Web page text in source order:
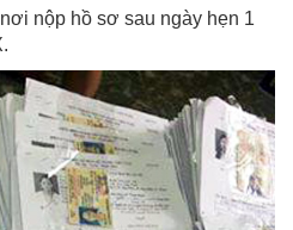
nộp hồ sơ sau ngày hẹn 1